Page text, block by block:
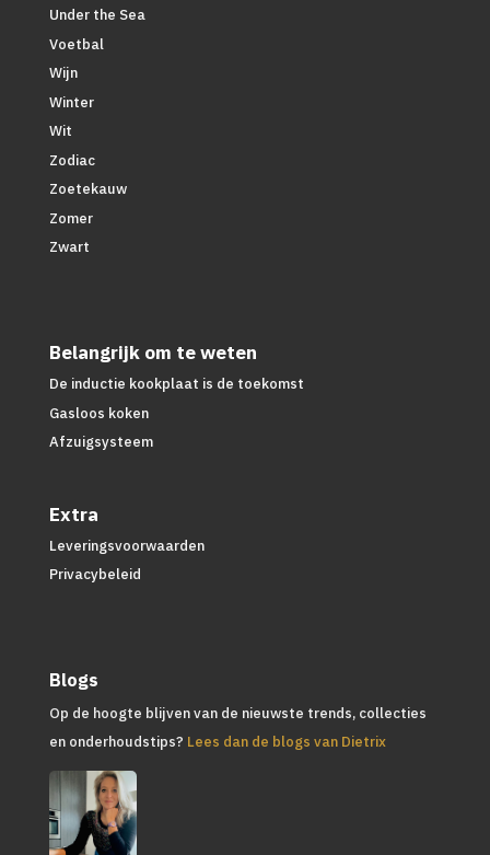
Under the Sea
Voetbal
Wijn
Winter
Wit
Zodiac
Zoetekauw
Zomer
Zwart
Belangrijk om te weten
De inductie kookplaat is de toekomst
Gasloos koken
Afzuigsysteem
Extra
Leveringsvoorwaarden
Privacybeleid
Blogs
Op de hoogte blijven van de nieuwste trends, collecties
en onderhoudstips? Lees dan de blogs van Dietrix